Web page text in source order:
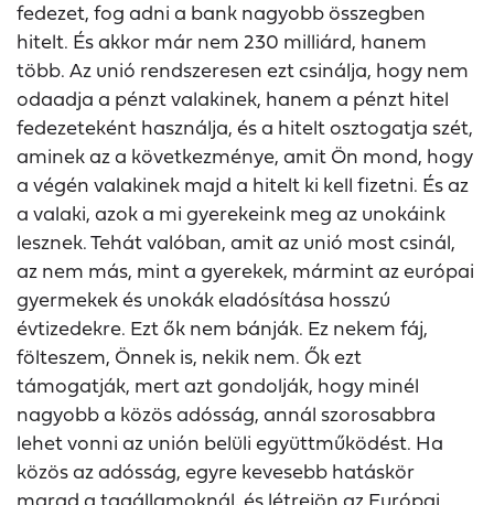
fedezet, fog adni a bank nagyobb összegben
hitelt. És akkor már nem 230 milliárd, hanem
több. Az unió rendszeresen ezt csinálja, hogy nem
odaadja a pénzt valakinek, hanem a pénzt hitel
fedezeteként használja, és a hitelt osztogatja szét,
aminek az a következménye, amit Ön mond, hogy
a végén valakinek majd a hitelt ki kell fizetni. És az
a valaki, azok a mi gyerekeink meg az unokáink
lesznek. Tehát valóban, amit az unió most csinál,
az nem más, mint a gyerekek, mármint az európai
gyermekek és unokák eladósítása hosszú
évtizedekre. Ezt ők nem bánják. Ez nekem fáj,
fölteszem, Önnek is, nekik nem. Ők ezt
támogatják, mert azt gondolják, hogy minél
nagyobb a közös adósság, annál szorosabbra
lehet vonni az unión belüli együttműködést. Ha
közös az adósság, egyre kevesebb hatáskör